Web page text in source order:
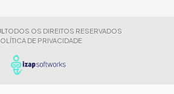
TODOS OS DIREITOS RESERVADOS
DE PRIVACIDADE